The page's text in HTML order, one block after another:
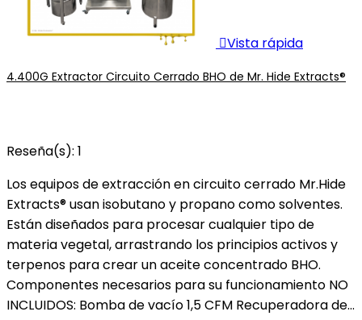
Vista rápida
4.400G Extractor Circuito Cerrado BHO de Mr. Hide Extracts®
Reseña(s): 1
Los equipos de extracción en circuito cerrado Mr.Hide
Extracts® usan isobutano y propano como solventes.
Están diseñados para procesar cualquier tipo de
materia vegetal, arrastrando los principios activos y
terpenos para crear un aceite concentrado BHO.
Componentes necesarios para su funcionamiento NO
INCLUIDOS: Bomba de vacío 1,5 CFM Recuperadora de...